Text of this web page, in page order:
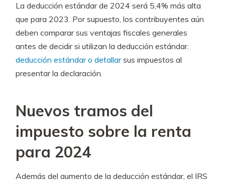
La deducción estándar de 2024 será 5,4% más alta
que para 2023. Por supuesto, los contribuyentes aún
deben comparar sus ventajas fiscales generales
antes de decidir si utilizan la deducción estándar.
deducción estándar o detallarsus impuestos al
presentar la declaración.
Nuevos tramos del
impuesto sobre la renta
para 2024
Además del aumento de la deducción estándar, el IRS